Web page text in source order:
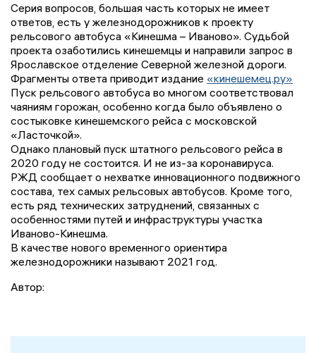
Серия вопросов, большая часть которых не имеет
ответов, есть у железнодорожников к проекту
рельсового автобуса «Кинешма – Иваново». Судьбой
проекта озаботились кинешемцы и направили запрос в
Ярославское отделение Северной железной дороги.
Фрагменты ответа приводит издание «кинешемец.ру»
Пуск рельсового автобуса во многом соответствовал
чаяниям горожан, особенно когда было объявлено о
состыковке кинешемского рейса с московской
«Ласточкой».
Однако плановый пуск штатного рельсового рейса в
2020 году не состоится. И не из-за коронавируса.
РЖД сообщает о нехватке инновационного подвижного
состава, тех самых рельсовых автобусов. Кроме того,
есть ряд технических затруднений, связанных с
особенностями путей и инфраструктуры участка
Иваново-Кинешма.
В качестве нового временного ориентира
железнодорожники называют 2021 год.
Автор: